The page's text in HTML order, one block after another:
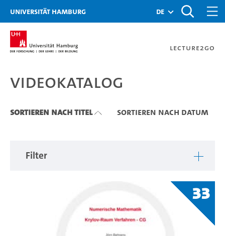
Zu den Filtern
Zur Metanavigation
Zur Hauptnavigation
Zur Suche
Zum Inhalt
Zum Seitenfuss
Universität Hamburg de
Lecture2Go
Videokatalog
Videokatalog
Sortieren nach Titel Sortieren nach Datum
Filter
33